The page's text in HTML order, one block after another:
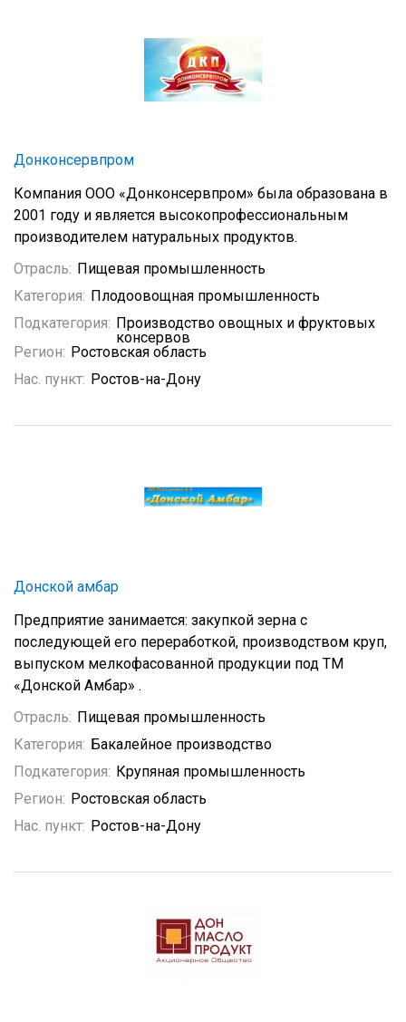
Донконсервпром
Компания ООО «Донконсервпром» была образована в
2001 году и является высокопрофессиональным
производителем натуральных продуктов.
Отрасль: Пищевая промышленность
Категория: Плодоовощная промышленность
Подкатегория: Производство овощных и фруктовых
консервов
Регион: Ростовская область
Нас. пункт: Ростов-на-Дону
Донской амбар
Предприятие занимается: закупкой зерна с
последующей его переработкой, производством круп,
выпуском мелкофасованной продукции под ТМ
«Донской Амбар» .
Отрасль: Пищевая промышленность
Категория: Бакалейное производство
Подкатегория: Крупяная промышленность
Регион: Ростовская область
Нас. пункт: Ростов-на-Дону